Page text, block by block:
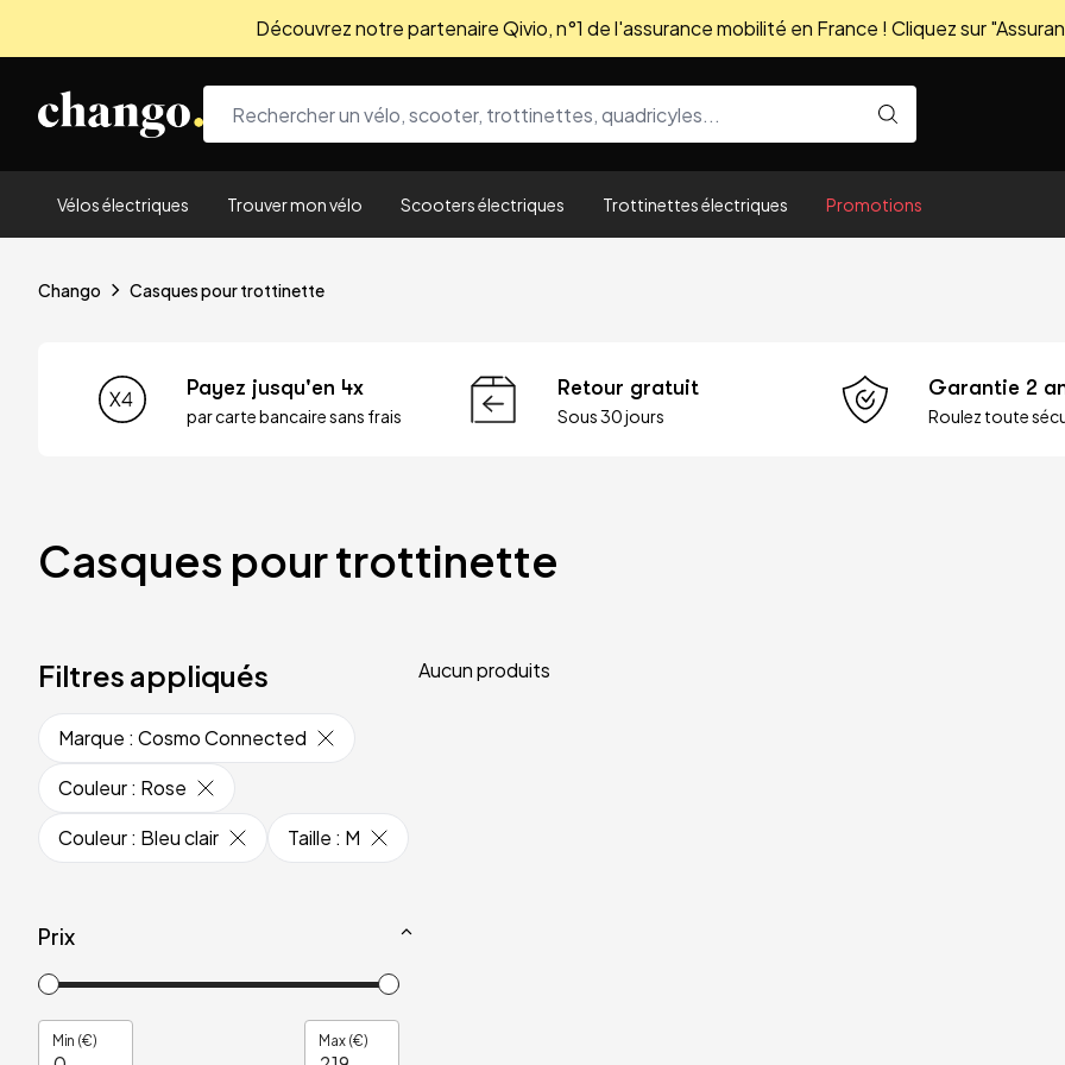
Découvrez notre partenaire Qivio, n°1 de l'assurance mobilité en France ! Cliquez sur
Vélos électriques Trouver mon vélo Scooters électriques Trottinettes électriques Promotions
Chango Casques pour trottinette
Payez jusqu'en 4x
par carte bancaire sans frais
Retour gratuit
Sous 30 jours
Garantie 2
Roulez toute
Casques pour trottinette
Filtres appliqués
Marque : Cosmo Connected
Couleur: Rose
Couleur: Bleu clair Taille : M
Prix
Min (€) Max (€)
Aucun produits